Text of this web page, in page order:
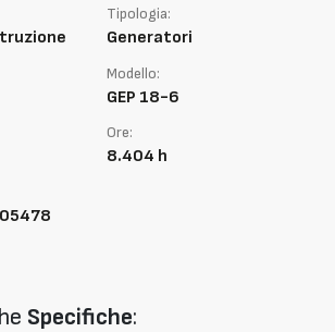
Tipologia:
Generatori
Modello:
GEP 18-6
Ore:
8.404 h
Specifiche: